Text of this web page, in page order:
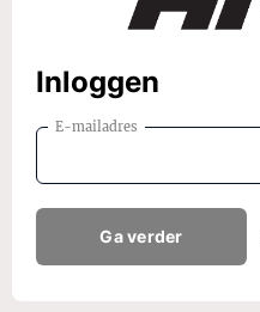
Inloggen
E-mailadres
Ga verder